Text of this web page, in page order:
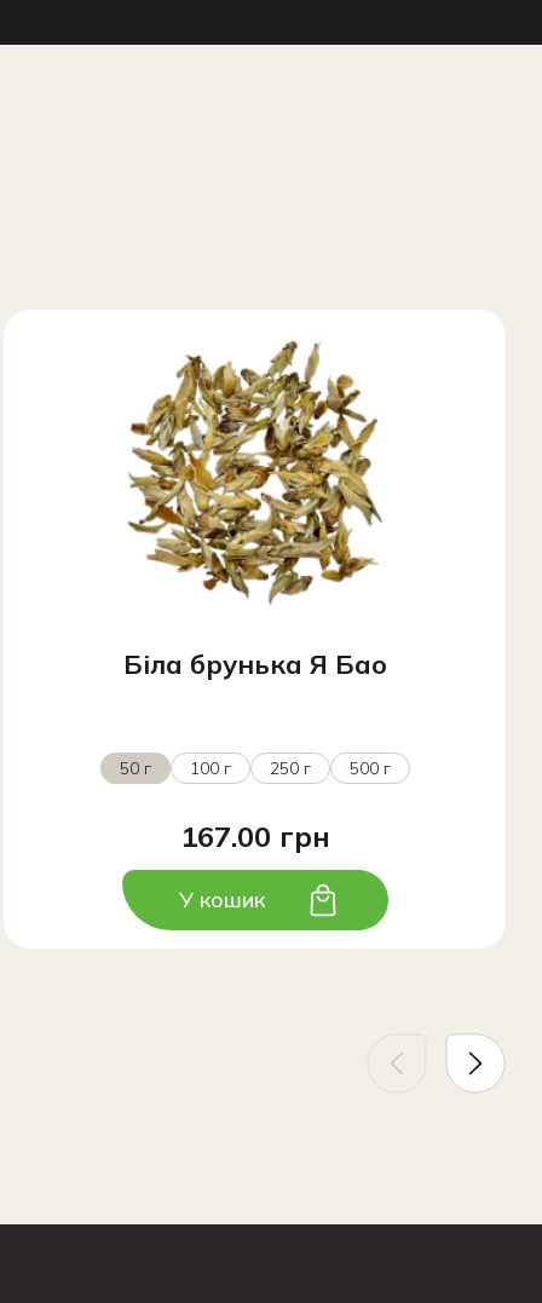
Біла брунька Я Бао
50 г 100 г 250 г 500 г
167.00 грн
У кошик